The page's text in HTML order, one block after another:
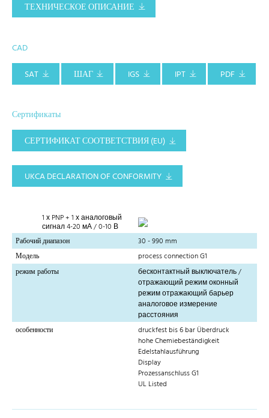
ТЕХНИЧЕСКОЕ ОПИСАНИЕ
CAD
SAT
ШАГ IGS IPT PDF
Сертификаты
СЕРТИФИКАТ СООТВЕТСТВИЯ (EU)
UKCA DECLARATION OF CONFORMITY
1 х PNP + 1 х аналоговый
сигнал 4-20 мА / 0-10 В
Рабочий диапазон
30 - 990 mm
Модель
process connection G1
режим работы
бесконтактный выключатель /
отражающий режим оконный
режим отражающий барьер
аналоговое измерение
расстояния
особенности
druckfest bis 6 bar Überdruck
hohe Chemiebeständigkeit
Edelstahlausführung
Display
Prozessanschluss G1
UL Listed